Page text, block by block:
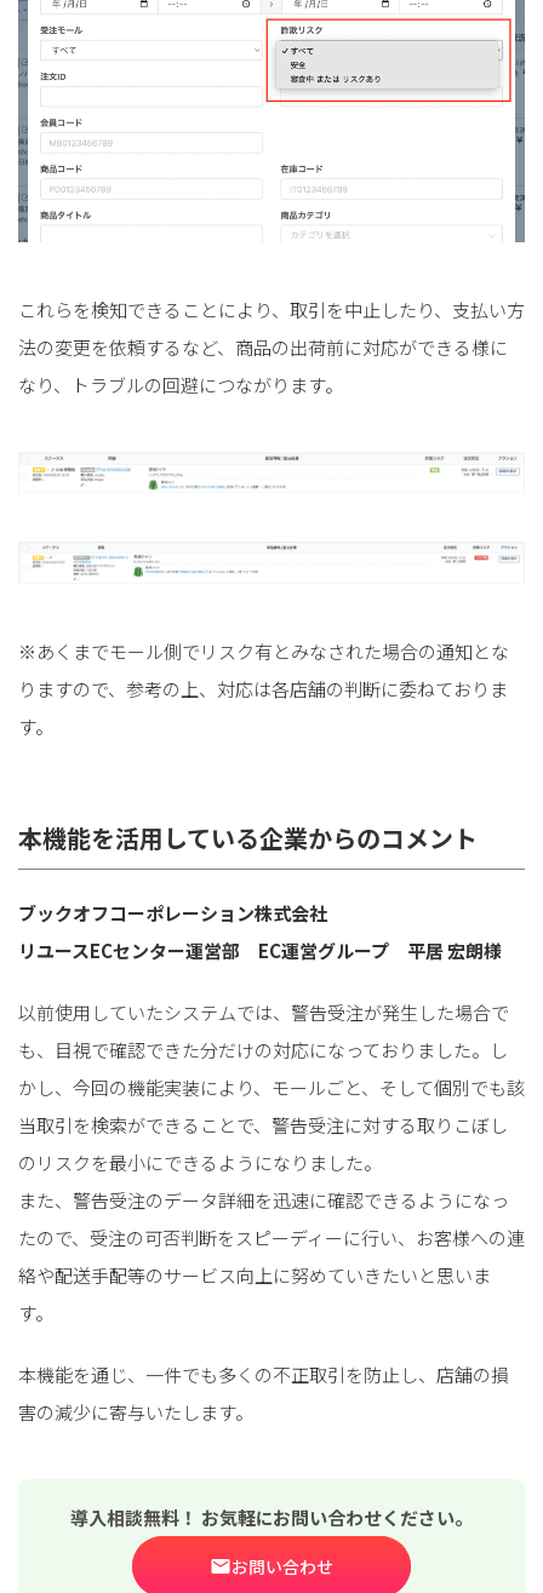
これらを検知できることにより、取引を中止したり、支払い方
法の変更を依頼するなど、商品の出荷前に対応ができる様に
なり、トラブルの回避につながります。
※あくまでモール側でリスク有とみなされた場合の通知とな
りますので、参考の上、対応は各店舗の判断に委ねておりま
す。
本機能を活用している企業からのコメント
ブックオフコーポレーション株式会社
リユースECセンター運営部 EC運営グループ 平居 宏朗様
以前使用していたシステムでは、警告受注が発生した場合で
も、目視で確認できた分だけの対応になっておりました。し
かし、今回の機能実装により、モールごと、そして個別でも該
当取引を検索ができることで、警告受注に対する取りこぼし
のリスクを最小にできるようになりました。
また、警告受注のデータ詳細を迅速に確認できるようになっ
たので、受注の可否判断をスピーディーに行い、お客様への連
絡や配送手配等のサービス向上に努めていきたいと思いま
す。
本機能を通じ、一件でも多くの不正取引を防止し、店舗の損
害の減少に寄与いたします。
導入相談無料！ お気軽にお問い合わせください。
お問い合わせ